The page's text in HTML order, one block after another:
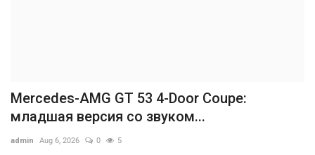
Mercedes-AMG GT 53 4-Door Coupe:
младшая версия со звуком...
admin Aug 6, 2026 0 5